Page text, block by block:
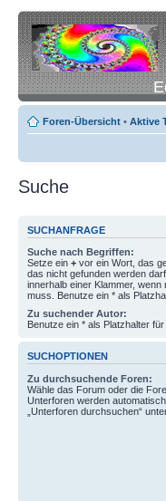
Foren-Übersicht • Aktive
Suche
SUCHANFRAGE
Suche nach Begriffen:
Setze ein + vor ein Wort, das
das nicht gefunden werden
innerhalb einer Klammer,
muss. Benutze ein * als
Zu suchender Autor:
Benutze ein * als Platzhalter
SUCHOPTIONEN
Zu durchsuchende Foren:
Wähle das Forum oder die
Unterforen werden
„Unterforen durchsuchen“